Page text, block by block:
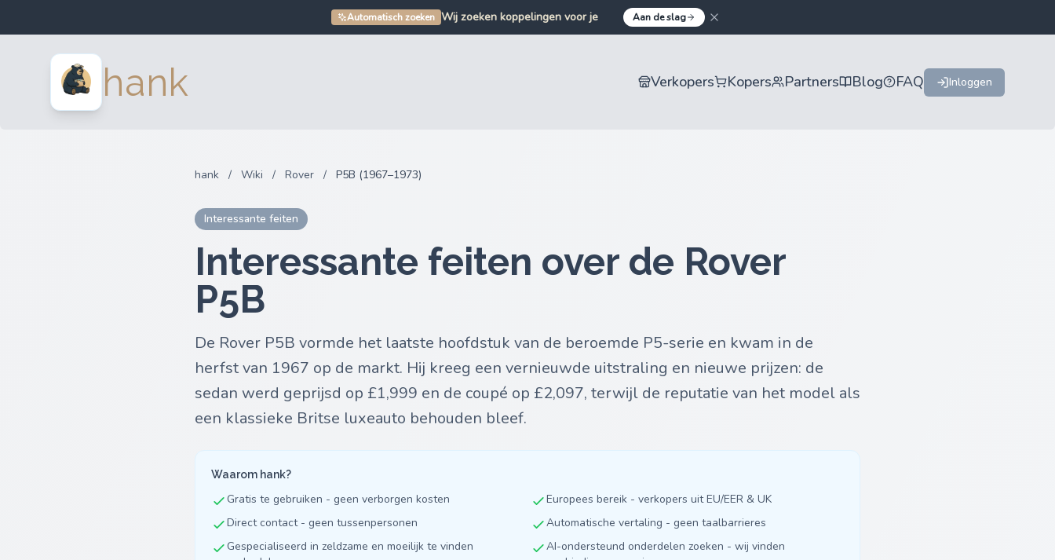
Automatisch zoeken Wij zoeken bumpers voor je
Wij zoeken auto-onderdelen voor je
Aan de slag
hank Verkopers Kopers Partners Blog FAQ Inloggen
hank / Wiki / Rover / P5B (1967–1973)
Interessante feiten
Interessante feiten over de Rover
P5B
De Rover P5B vormde het laatste hoofdstuk van de beroemde P5-serie en kwam in de
herfst van 1967 op de markt. Hij kreeg een vernieuwde uitstraling en nieuwe prijzen: de
sedan werd geprijsd op £1,999 en de coupé op £2,097, terwijl de reputatie van het model als
een klassieke Britse luxeauto behouden bleef.
Waarom hank?
Gratis te gebruiken - geen verborgen kosten
Europees bereik - verkopers uit EU/EER & UK
Direct contact - geen tussenpersonen
Automatische vertaling - geen taalbarrieres
Gespecialiseerd in zeldzame en moeilijk te vinden
AI-ondersteund onderdelen zoeken - wij vinden